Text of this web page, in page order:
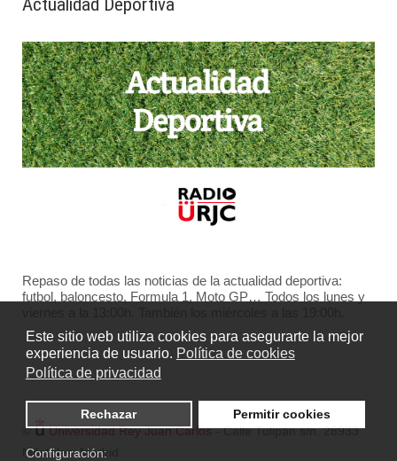
Este sitio web utiliza cookies para asegurarte la mejor
experiencia de usuario. Política de cookies
Política de privacidad
Rechazar Permitir cookies
Configuración:
Actualidad Deportiva
Repaso de todas las noticias de la actualidad deportiva:
futbol, baloncesto, Formula 1, Moto GP… Todos los lunes y
© Universidad Rey Juan Carlos- Calle Tulipán s/n. 28933
Móstoles. Madrid